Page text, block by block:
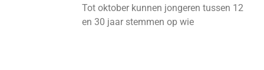
Tot oktober kunnen jongeren tussen 12
en 30 jaar stemmen op wie